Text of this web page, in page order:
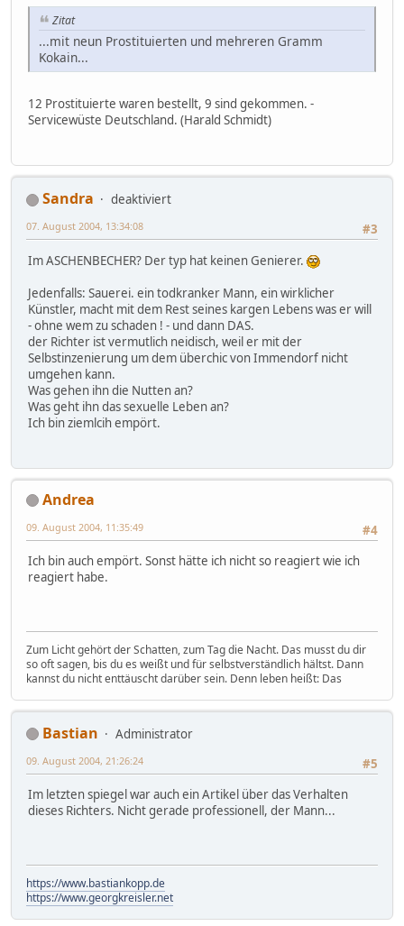
Zitat
...mit neun Prostituierten und mehreren Gramm
Kokain...
12 Prostituierte waren bestellt, 9 sind gekommen. -
Servicewüste Deutschland. (Harald Schmidt)
Sandra
deaktiviert
#3
07. August 2004, 13:34:08
Im ASCHENBECHER? Der typ hat keinen Genierer.
Jedenfalls: Sauerei. ein todkranker Mann, ein wirklicher
Künstler, macht mit dem Rest seines kargen Lebens was er will
- ohne wem zu schaden ! - und dann DAS.
der Richter ist vermutlich neidisch, weil er mit der
Selbstinzenierung um dem überchic von Immendorf nicht
umgehen kann.
Was gehen ihn die Nutten an?
Was geht ihn das sexuelle Leben an?
Ich bin ziemlcih empört.
Andrea
#4
09. August 2004, 11:35:49
Ich bin auch empört. Sonst hätte ich nicht so reagiert wie ich
reagiert habe.
Zum Licht gehört der Schatten, zum Tag die Nacht. Das musst du dir
so oft sagen, bis du es weißt und für selbstverständlich hältst. Dann
kannst du nicht enttäuscht darüber sein. Denn leben heißt: Das
Bastian
Administrator
#5
09. August 2004, 21:26:24
Im letzten spiegel war auch ein Artikel über das Verhalten
dieses Richters. Nicht gerade professionell, der Mann...
https://www.bastiankopp.de
https://www.georgkreisler.net